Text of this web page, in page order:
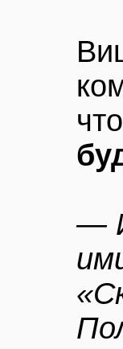
что
—